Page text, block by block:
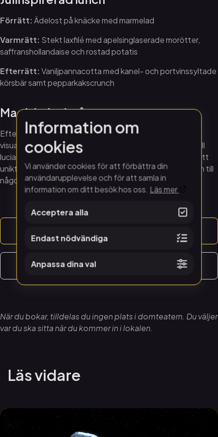
Förrätt:Ädelost på knäcke med marmelad
Varmrätt: Stekt laxfilé med apelsinglaserade morötter,
saffranshollandaise och rostad potatis
Efterrätt:Vaniljpannacotta med kanel- och portvinssyltade
körsbär samt pepparkakscrunch
Magiskt luciatåg
Efter jullunchen är det dags att bege sig till vår
visualiseringsdom, Wisdome Norrköping, för stämningsfull
luciasång av Norrköpings Luciatåg. Inuti domen utlovas ett
unikt format, där den omslutande domen gör upplevelsen till
något alldeles extra.
Boka direkt
När du bokar, tilldelas du ingen plats i domteatern. Du väljer
var du ska sitta när du kommer in i lokalen.
Läs vidare
Information om
cookies
Vi använder cookies för att förbättra din
användarupplevelse och för att samla in
information om ditt besök hos oss. Läs mer
Acceptera alla
Endast nödvändiga
Anpassa dina val